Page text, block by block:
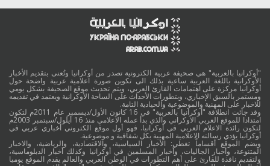
"أوكرانيا بالعربية" هي صحيفة عربية الكترونية تصدر من أوكرانيا وتُعنى بتقديم الأخبار
الأوكرانية باللغة العربية ساعية بذلك الى تكوين صورة اعلامية عربية واضحة حول
أوكرانيا مركزة على اهتمامات القارئ العربي، ويتم تحديث موقع الصحيفة بشكل يومي
ومستمر بالسبق الإخباري، وبتطورات الأحداث على الساحة الأوكرانية ويعتمد في تقديمه
للاخبار على المهنية والموضوعية والحيادية التامة.
وقد جائت انطلاقة "أوكرانيا بالعربية" في 16 كانون الأول/ديسمبر عام 2011م لتكون
امتدادا للموقع العربي الاوكراني والذي بدأ عمله الاعلامي منذ 16 أيلول/سبتمبر 2003م
لتكون رائدة الاعلام العربي في أوكرانيا. فهو أول موقع الكتروني أخباري عربي في
أوكرانيا يؤدي رسالته الاعلامية المهنية بكل شفافية و موضوعية.
ويضم الموقع أقساماً تغطي: الأخبار السياسية، والاقتصادية، والرياضية، والاخبار
المتنوعة، وأخبار الجاليات، وأخبار المسلمين في أوكرانيا وكذلك أخبار الدبلوماسية،
ولتقديم نافذة للقارئ على أهم التطورات في الوطن العربي والعالم يقدم الموقع يوميا